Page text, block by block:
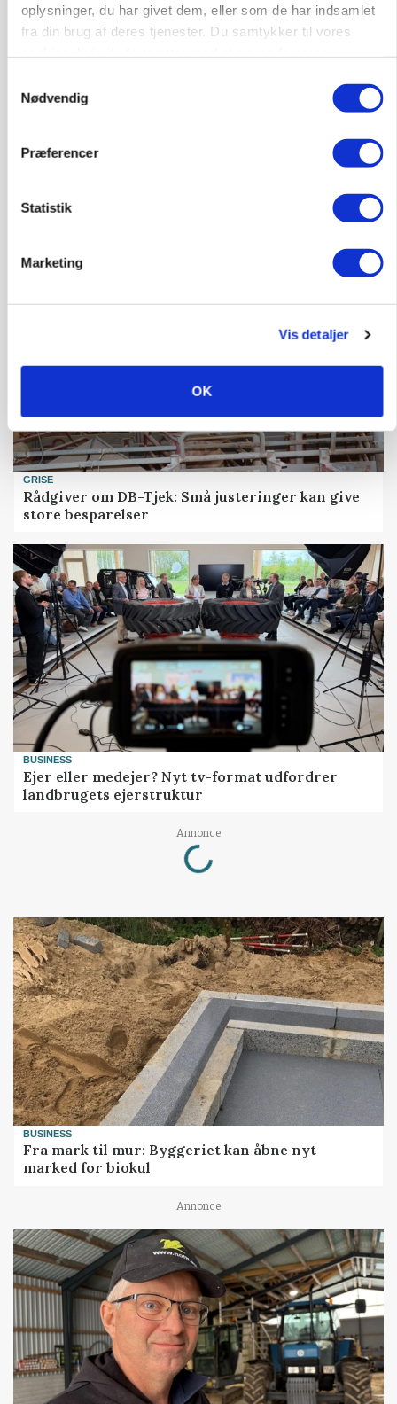
oplysninger, du har givet dem, eller som de har indsamlet
fra din brug af deres tjenester. Du samtykker til vores
Nødvendig
Præferencer
Statistik
Marketing
Vis detaljer
OK
Svineproducenter kalder Danish Crowns
GRISE
Rådgiver om DB-Tjek: Små justeringer kan give
store besparelser
BUSINESS
Ejer eller medejer? Nyt tv-format udfordrer
landbrugets ejerstruktur
Annonce
Loading...
BUSINESS
Fra mark til mur: Byggeriet kan åbne nyt
marked for biokul
Annonce